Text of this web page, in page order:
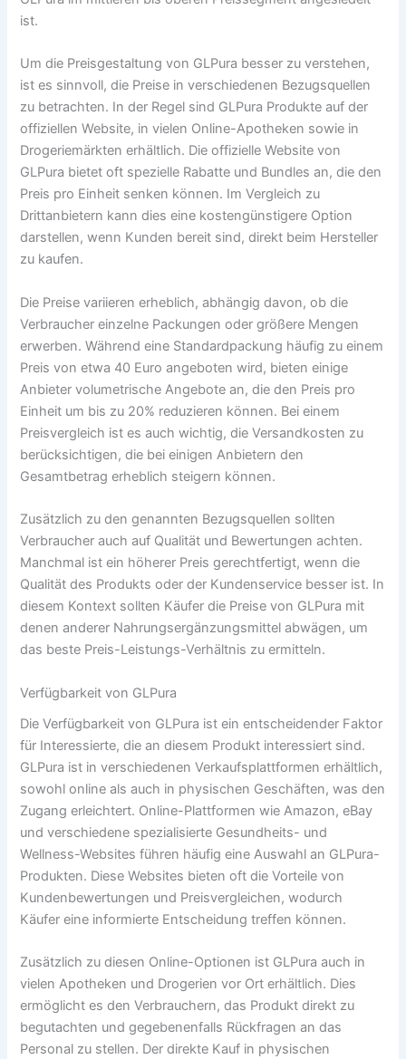
ist.
Um die Preisgestaltung von GLPura besser zu verstehen,
ist es sinnvoll, die Preise in verschiedenen Bezugsquellen
zu betrachten. In der Regel sind GLPura Produkte auf der
offiziellen Website, in vielen Online-Apotheken sowie in
Drogeriemärkten erhältlich. Die offizielle Website von
GLPura bietet oft spezielle Rabatte und Bundles an, die den
Preis pro Einheit senken können. Im Vergleich zu
Drittanbietern kann dies eine kostengünstigere Option
darstellen, wenn Kunden bereit sind, direkt beim Hersteller
zu kaufen.
Die Preise variieren erheblich, abhängig davon, ob die
Verbraucher einzelne Packungen oder größere Mengen
erwerben. Während eine Standardpackung häufig zu einem
Preis von etwa 40 Euro angeboten wird, bieten einige
Anbieter volumetrische Angebote an, die den Preis pro
Einheit um bis zu 20% reduzieren können. Bei einem
Preisvergleich ist es auch wichtig, die Versandkosten zu
berücksichtigen, die bei einigen Anbietern den
Gesamtbetrag erheblich steigern können.
Zusätzlich zu den genannten Bezugsquellen sollten
Verbraucher auch auf Qualität und Bewertungen achten.
Manchmal ist ein höherer Preis gerechtfertigt, wenn die
Qualität des Produkts oder der Kundenservice besser ist. In
diesem Kontext sollten Käufer die Preise von GLPura mit
denen anderer Nahrungsergänzungsmittel abwägen, um
das beste Preis-Leistungs-Verhältnis zu ermitteln.
Verfügbarkeit von GLPura
Die Verfügbarkeit von GLPura ist ein entscheidender Faktor
für Interessierte, die an diesem Produkt interessiert sind.
GLPura ist in verschiedenen Verkaufsplattformen erhältlich,
sowohl online als auch in physischen Geschäften, was den
Zugang erleichtert. Online-Plattformen wie Amazon, eBay
und verschiedene spezialisierte Gesundheits- und
Wellness-Websites führen häufig eine Auswahl an GLPura-
Produkten. Diese Websites bieten oft die Vorteile von
Kundenbewertungen und Preisvergleichen, wodurch
Käufer eine informierte Entscheidung treffen können.
Zusätzlich zu diesen Online-Optionen ist GLPura auch in
vielen Apotheken und Drogerien vor Ort erhältlich. Dies
ermöglicht es den Verbrauchern, das Produkt direkt zu
begutachten und gegebenenfalls Rückfragen an das
Personal zu stellen. Der direkte Kauf in physischen